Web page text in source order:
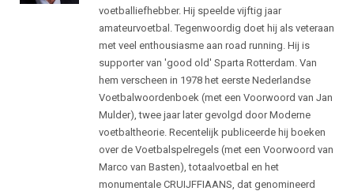
voetballiefhebber. Hij speelde vijftig jaar
amateurvoetbal. Tegenwoordig doet hij als veteraan
met veel enthousiasme aan road running. Hij is
supporter van 'good old' Sparta Rotterdam. Van
hem verscheen in 1978 het eerste Nederlandse
Voetbalwoordenboek (met een Voorwoord van Jan
Mulder), twee jaar later gevolgd door Moderne
voetbaltheorie. Recentelijk publiceerde hij boeken
over de Voetbalspelregels (met een Voorwoord van
Marco van Basten), totaalvoetbal en het
monumentale CRUIJFFIAANS, dat genomineerd